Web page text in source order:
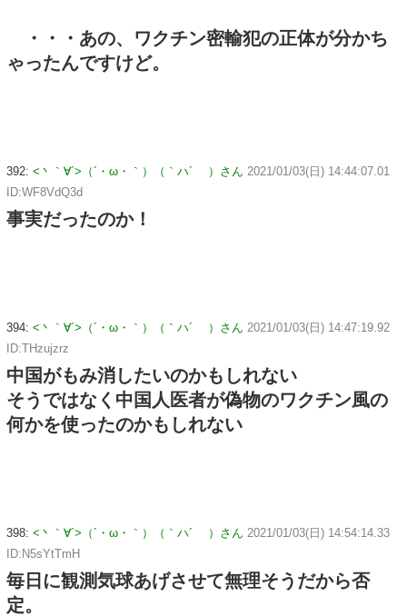
・・・あの、ワクチン密輸犯の正体が分かち
ゃったんですけど。
392: <丶｀∀´>（´・ω・｀）（｀ハ´ ）さん 2021/01/03(日) 14:44:07.01
ID:WF8VdQ3d
事実だったのか！
394: <丶｀∀´>（´・ω・｀）（｀ハ´ ）さん 2021/01/03(日) 14:47:19.92
ID:THzujzrz
中国がもみ消したいのかもしれない
そうではなく中国人医者が偽物のワクチン風の
何かを使ったのかもしれない
398: <丶｀∀´>（´・ω・｀）（｀ハ´ ）さん 2021/01/03(日) 14:54:14.33
ID:N5sYtTmH
毎日に観測気球あげさせて無理そうだから否
定。